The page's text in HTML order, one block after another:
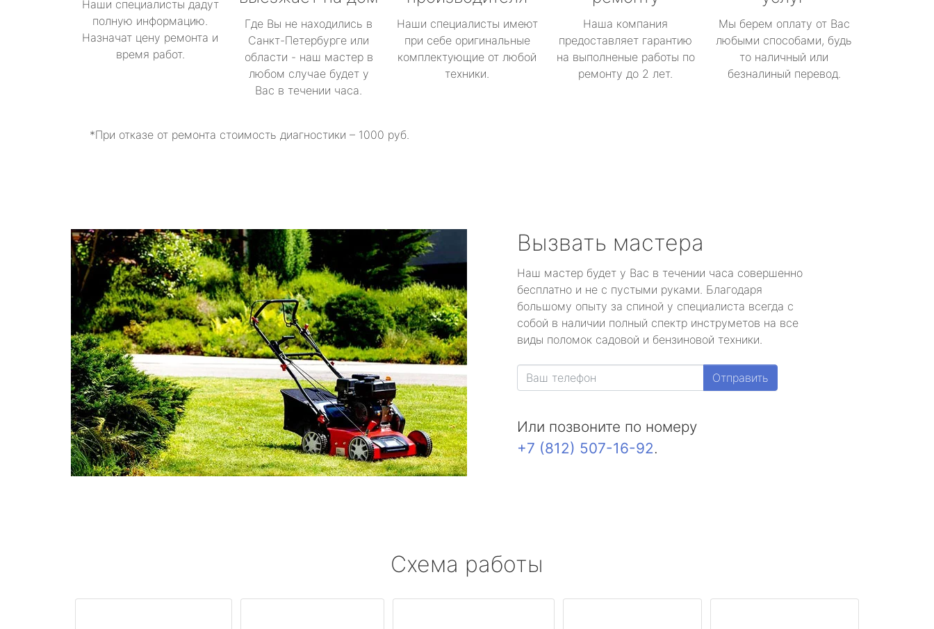
Наши специалисты дадут
полную информацию.
Назначат цену ремонта и
время работ.
Где Вы не находились в
Санкт-Петербурге или
области - наш мастер в
любом случае будет у
Вас в течении часа.
Наши специалисты имеют
при себе оригинальные
комплектующие от любой
техники.
Наша компания
предоставляет гарантию
на выполненые работы по
ремонту до 2 лет.
Мы берем оплату от Вас
любыми способами, будь
то наличный или
безналиный перевод.
*При отказе от ремонта стоимость диагностики – 1000 руб.
Вызвать мастера
Наш мастер будет у Вас в течении часа совершенно
бесплатно и не с пустыми руками. Благодаря
большому опыту за спиной у специалиста всегда с
собой в наличии полный спектр инструметов на все
виды поломок садовой и бензиновой техники.
Отправить
Или позвоните по номеру
+7 (812) 507-16-92.
Схема работы